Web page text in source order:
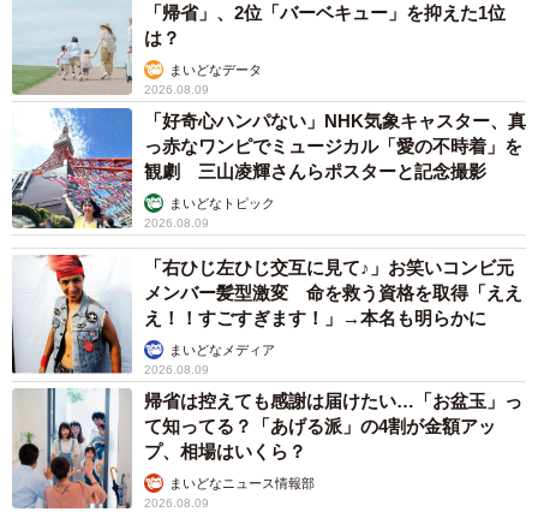
ハムよりも角煮の方が分厚い！（ウクさん提供）
ーギャルちゃんのマインドはウクさんの経験から誕生して
いるのでしょうか？
ほとんど自分の経験をもとに書いています。たまに、フォ
ロワーさんのお悩み相談をもとにさせていただいたり、妹
から悩みを聞いてギャルちゃんを脳内に召喚して考えてい
ます！
＜ウクさん関連情報＞
▽Instagram
https://www.instagram.com/uku__0516/
「帰省」、2位「バーベキュー」を抑えた1位
は？
まいどなデータ
2026.08.09
「好奇心ハンパない」NHK気象キャスター、真
っ赤なワンピでミュージカル「愛の不時着」を
観劇 三山凌輝さんらポスターと記念撮影
まいどなトピック
2026.08.09
「右ひじ左ひじ交互に見て♪」お笑いコンビ元
メンバー髪型激変 命を救う資格を取得「ええ
え！！すごすぎます！」→本名も明らかに
まいどなメディア
2026.08.09
帰省は控えても感謝は届けたい…「お盆玉」っ
て知ってる？「あげる派」の4割が金額アッ
プ、相場はいくら？
まいどなニュース情報部
2026.08.09